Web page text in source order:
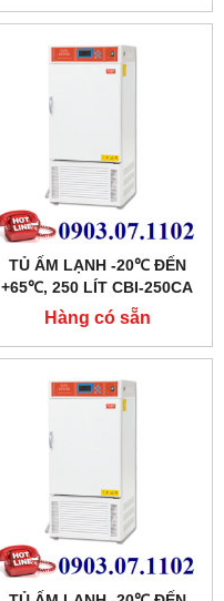
TỦ ẤM LẠNH -20℃ ĐẾN
+65℃, 250 LÍT CBI-250CA
HÃNG TAISITE
Hàng có sẵn